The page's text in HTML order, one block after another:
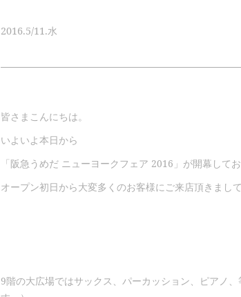
2016.5/11.水
皆さまこんにちは。
いよいよ本日から
「阪急うめだ ニューヨークフェア 2016」が開幕してお
オープン初日から大変多くのお客様にご来店頂きま
9階の大広場ではサックス、パーカッション、ピアノ